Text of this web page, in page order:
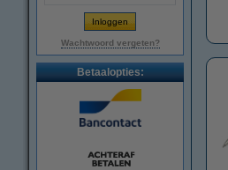
Wachtwoord vergeten?
Betaalopties: